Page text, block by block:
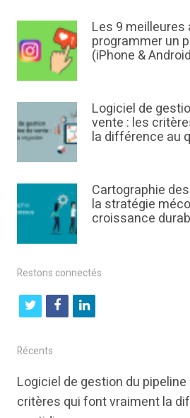
Les 9
programmer un
(iPhone &
Logiciel de
vente : les
la différence au
Cartographie
la stratégie
croissance
Restons connectés
t
i
t
t
f
b
l
e
Récents
Logiciel de gestion du
critères qui font vraiment la